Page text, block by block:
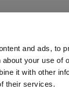
and ads, to
your use of
it with other
their services.
Stampa